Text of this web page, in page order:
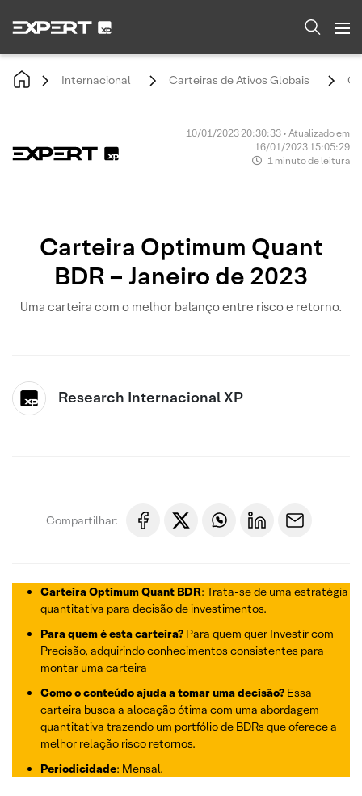
Internacional Carteiras de Ativos Globais
10/01/2023 20:30:33 • Atualizado em
16/01/2023 15:05:29
1 minuto de leitura
Carteira Optimum Quant
BDR – Janeiro de 2023
Uma carteira com o melhor balanço entre risco e retorno.
Research Internacional XP
Compartilhar:
Carteira Optimum Quant BDR: Trata-se de uma estratégia
quantitativa para decisão de investimentos.
Para quem é esta carteira? Para quem quer Investir com
Precisão, adquirindo conhecimentos consistentes para
montar uma carteira
Como o conteúdo ajuda a tomar uma decisão? Essa
carteira busca a alocação ótima com uma abordagem
quantitativa trazendo um portfólio de BDRs que oferece a
melhor relação risco retornos.
Periodicidade: Mensal.